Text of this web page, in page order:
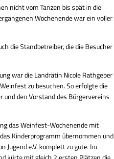
nicht vom Tanzen bis spät in die
Wochenende war ein voller
die Standbetreiber, die die Besucher
war die Landrätin Nicole Rathgeber
zu besuchen. So erfolgte die
den Vorstand des Bürgervereins
das Weinfest-Wochenende mit
Kinderprogramm übernommen und
e.V. komplett zu gute. Im